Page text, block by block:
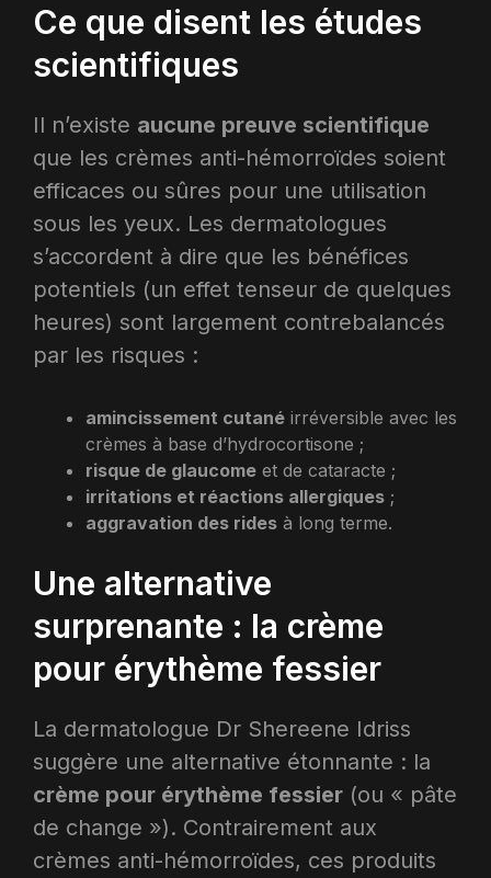
Ce que disent les études
scientifiques
Il n’existe aucune preuve scientifique
que les crèmes anti-hémorroïdes soient
efficaces ou sûres pour une utilisation
sous les yeux. Les dermatologues
s’accordent à dire que les bénéfices
potentiels (un effet tenseur de quelques
heures) sont largement contrebalancés
par les risques :
amincissement cutané irréversible avec les
crèmes à base d’hydrocortisone ;
risque de glaucome et de cataracte ;
irritations et réactions allergiques ;
aggravation des rides à long terme.
Une alternative
surprenante : la crème
pour érythème fessier
La dermatologue Dr Shereene Idriss
suggère une alternative étonnante : la
crème pour érythème fessier (ou « pâte
de change »). Contrairement aux
crèmes anti-hémorroïdes, ces produits